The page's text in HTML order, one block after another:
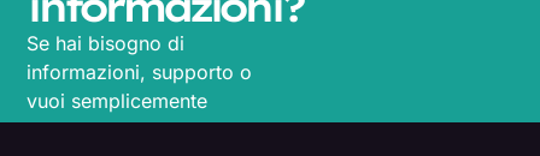
Se hai bisogno di
informazioni, supporto o
vuoi semplicemente
metterti in contatto con